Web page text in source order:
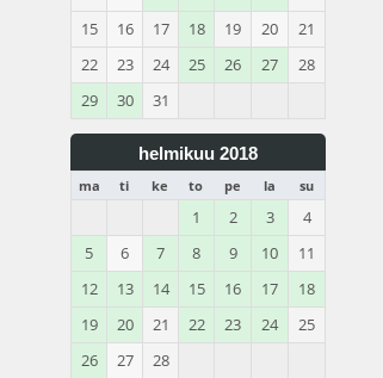
15
16 17 18 19 20
21
22
23 24 25 26 27
28
29
30 31
helmikuu 2018
ma ti ke to pe la su
1 2 3
4
5
6 7 8 9 10
11
12
13 14 15 16 17
18
19
20 21 22 23 24
25
26
27 28